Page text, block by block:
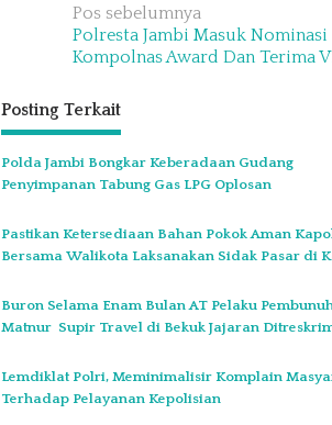
N
a
i
g
a
i
p
s
Pos sebelumnya
Polresta Jambi Masuk Nominasi
Kompolnas Award Dan Terima
Posting Terkait
Polda Jambi Bongkar Keberadaan Gudang
Penyimpanan Tabung Gas LPG Oplosan
Pastikan Ketersediaan Bahan Pokok Aman
Bersama Walikota Laksanakan Sidak Pasar di
Buron Selama Enam Bulan AT Pelaku
Matnur Supir Travel di Bekuk Jajaran
Lemdiklat Polri, Meminimalisir Komplain
Terhadap Pelayanan Kepolisian